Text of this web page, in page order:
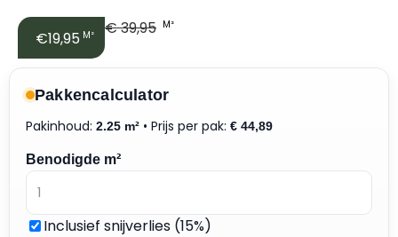
€19,95 M² €39,95 M²
Pakkencalculator
Pakinhoud: 2.25 m² • Prijs per pak: € 44,89
Benodigde m²
Inclusief snijverlies (15%)